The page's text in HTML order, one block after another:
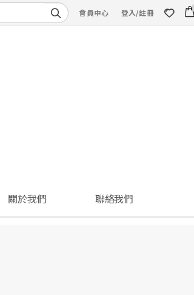
會員中心 登入/註冊
關於我們 聯絡我們